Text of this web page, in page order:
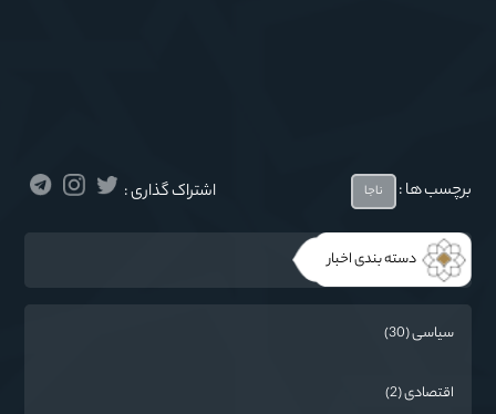
برچسب ها : ناجا اشتراک گذاری :
دسته بندی اخبار
سیاسی (30)
اقتصادی (2)